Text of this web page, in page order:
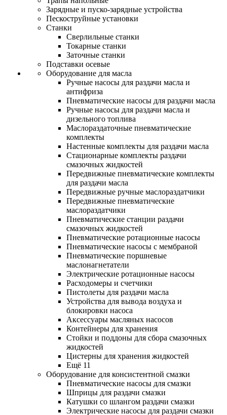
Зарядные и пуско-зарядные устройства
Пескоструйные установки
Станки
Сверлильные станки
Токарные станки
Заточные станки
Подставки осевые
Оборудование для масла
Ручные насосы для раздачи масла и
антифриза
Пневматические насосы для раздачи масла
Ручные насосы для раздачи масла и
дизельного топлива
Маслораздаточные пневматические
комплекты
Настенные комплекты для раздачи масла
Стационарные комплекты раздачи
смазочных жидкостей
Передвижные пневматические комплекты
для раздачи масла
Передвижные ручные маслораздатчики
Передвижные пневматические
маслораздатчики
Пневматические станции раздачи
смазочных жидкостей
Пневматические ротационные насосы
Пневматические насосы с мембраной
Пневматические поршневые
маслонагнетатели
Электрические ротационные насосы
Расходомеры и счетчики
Пистолеты для раздачи масла
Устройства для вывода воздуха и
блокировки насоса
Аксессуары масляных насосов
Контейнеры для хранения
Стойки и поддоны для сбора смазочных
жидкостей
Цистерны для хранения жидкостей
Ещё 11
Оборудование для консистентной смазки
Пневматические насосы для смазки
Шприцы для раздачи смазки
Катушки со шлангом раздачи смазки
Электрические насосы для раздачи смазки